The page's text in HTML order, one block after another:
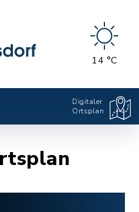
14 °C
Digitaler
Ortsplan